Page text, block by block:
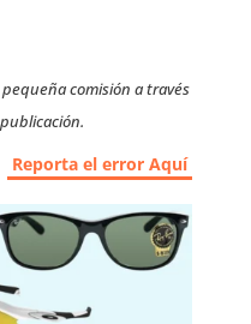
comisión a través
Reporta el error Aquí